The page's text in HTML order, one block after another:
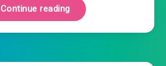
Continue reading